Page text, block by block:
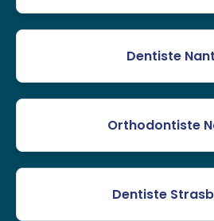
Dentiste
Orthodontiste
Dentiste